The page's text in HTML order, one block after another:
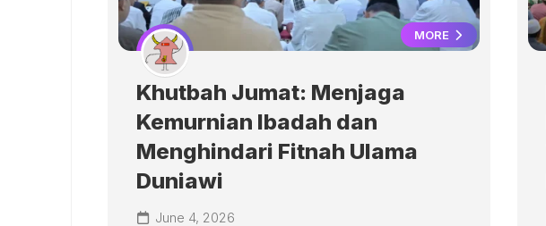
MORE
Khutbah Jumat: Menjaga
Kemurnian Ibadah dan
Menghindari Fitnah Ulama
Duniawi
June 4, 2026